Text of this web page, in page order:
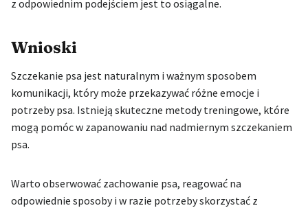
z odpowiednim podejściem jest to osiągalne.
Wnioski
Szczekanie psa jest naturalnym i ważnym sposobem
komunikacji, który może przekazywać różne emocje i
potrzeby psa. Istnieją skuteczne metody treningowe, które
mogą pomóc w zapanowaniu nad nadmiernym szczekaniem
psa.
Warto obserwować zachowanie psa, reagować na
odpowiednie sposoby i w razie potrzeby skorzystać z